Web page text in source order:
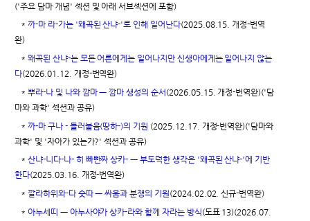
('주요 담마 개념' 섹션 및 아래 서브섹션에 포함)
*까-마 라-가는 '왜곡된 산냐-'로 인해 일어난다(2025.08.15. 개정-번역
완)
*왜곡된 산냐-는 모든 어른에게는 일어나지만 신생아에게는 일어나지 않는
다(2026.01.12. 개정-번역완)
*뿌라-나 및 나와 깜마 ㅡ 깜마 생성의 순서 (2026.05.15. 개정-번역완)('담
마와 과학' 섹션과 공유)
*까-마 구나 - 들러붙음(땅하-)의 기원 (2025.12.17. 개정-번역완)('담마와
과학' 및 '자아가 있는가?' 섹션과 공유)
*산냐-니다-나- 히 빠빤짜 상카- ㅡ 부도덕한 생각은 '왜곡된 산냐-'에 기반
한다(2025.03.16. 개정-번역완)
*깔라하위와-다 숫따 ㅡ 싸움과 분쟁의 기원 (2024.02.02. 신규-번역완)
* 아누세띠 ㅡ 아누사야가 상카-라와 함께 자라는 방식(도표 13)(2026.07.